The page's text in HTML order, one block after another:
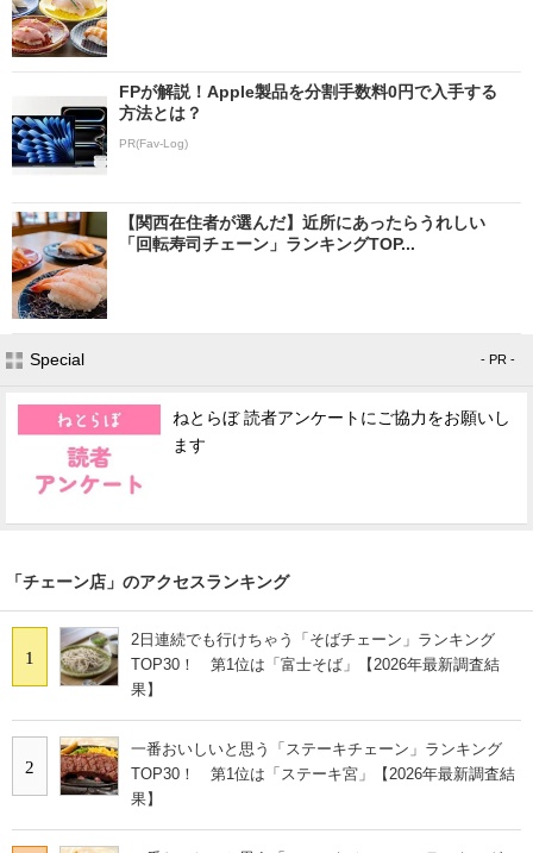
FPが解説！Apple製品を分割手数料0円で入手する
方法とは？
PR(Fav-Log)
【関西在住者が選んだ】近所にあったらうれしい
「回転寿司チェーン」ランキングTOP...
Special - PR -
ねとらぼ 読者アンケートにご協力をお願いし
ます
「チェーン店」のアクセスランキング
1
2日連続でも行けちゃう「そばチェーン」ランキング
TOP30！ 第1位は「富士そば」【2026年最新調査結
果】
2
一番おいしいと思う「ステーキチェーン」ランキング
TOP30！ 第1位は「ステーキ宮」【2026年最新調査結
果】